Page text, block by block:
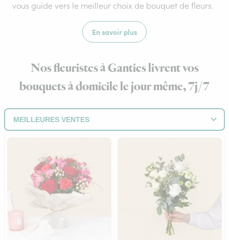
vous guide vers le meilleur choix de bouquet de fleurs.
En savoir plus
Nos fleuristes à Ganties livrent vos
bouquets à domicile le jour même, 7j/7